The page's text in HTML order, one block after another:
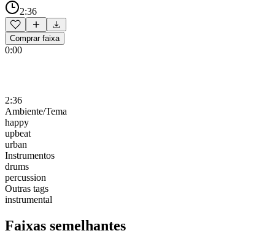
2:36
Comprar faixa
0:00
2:36
Ambiente/Tema
happy
upbeat
urban
Instrumentos
drums
percussion
Outras tags
instrumental
Faixas semelhantes